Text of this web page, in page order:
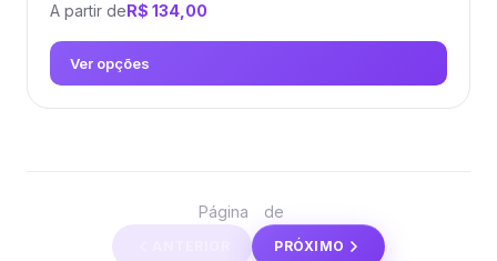
A partir deR$ 134,00
Ver opções
tem
Página de
PRÓXIMO